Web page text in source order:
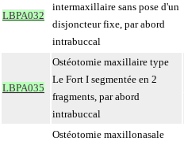
LBPA032
intermaxillaire sans pose d'un
disjoncteur fixe, par abord
intrabuccal
LBPA035
Ostéotomie maxillaire type
Le Fort I segmentée en 2
fragments, par abord
intrabuccal
Ostéotomie maxillonasale